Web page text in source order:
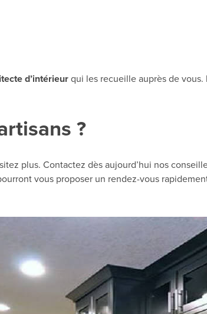
d’intérieur qui les recueille auprès de
?
plus. Contactez dès aujourd’hui nos
vous proposer un rendez-vous